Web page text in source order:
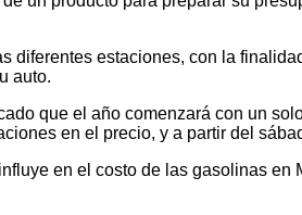
diferentes estaciones, con la
auto.
que el año comenzará con un
en el precio, y a partir del
en el costo de las gasolinas